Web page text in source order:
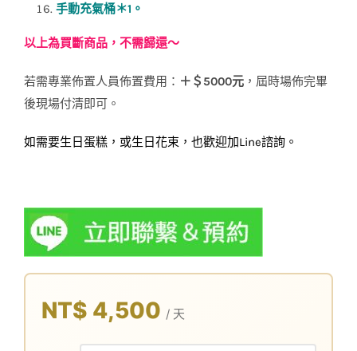
手動充氣桶＊1 。
以上為買斷商品，不需歸還～
若需專業佈置人員佈置費用： ＋＄5000元 ，屆時場佈完畢
後現場付清即可。
如需要生日蛋糕，或生日花束，也歡迎加Line諮詢。
NT$ 4,500 / 天